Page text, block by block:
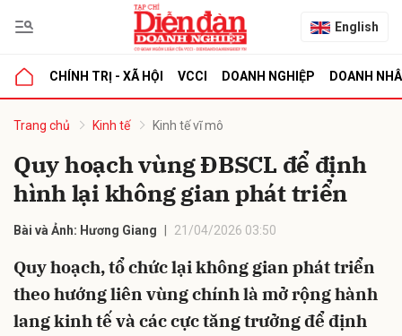
English
CHÍNH TRỊ - XÃ HỘI VCCI DOANH NGHIỆP DOANH
Trang chủ Kinh tế Kinh tế vĩ mô
Quy hoạch vùng ĐBSCL để định
hình lại không gian phát triển
Bài và Ảnh: Hương Giang 21/04/2026 03:50
Quy hoạch, tổ chức lại không gian phát triển
theo hướng liên vùng chính là mở rộng hành
lang kinh tế và các cực tăng trưởng để định
luận
Hủy